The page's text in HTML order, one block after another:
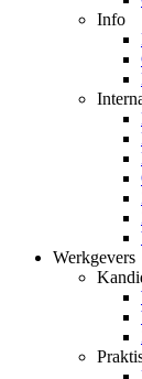
Info
Werkgevers